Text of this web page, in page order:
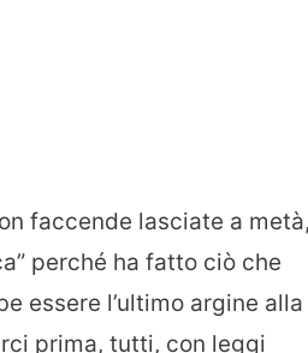
faccende lasciate a
perché ha fatto ciò che
essere l’ultimo argine alla
prima, tutti, con leggi